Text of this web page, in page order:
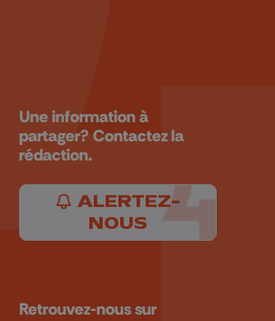
Une information à
partager? Contactez la
rédaction.
ALERTEZ-
NOUS
Retrouvez-nous sur